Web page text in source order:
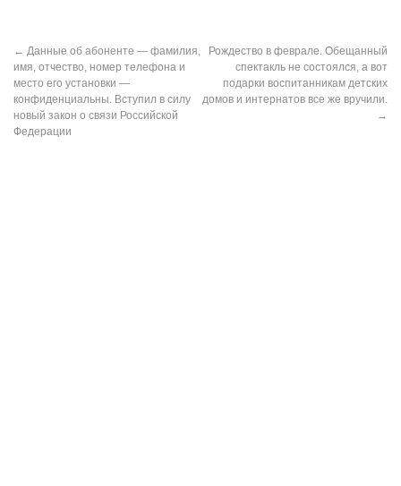
← Данные об абоненте — фамилия,
имя, отчество, номер телефона и
место его установки —
конфиденциальны. Вступил в силу
новый закон о связи Российской
Федерации
Рождество в феврале. Обещанный
спектакль не состоялся, а вот
подарки воспитанникам детских
домов и интернатов все же вручили.
→